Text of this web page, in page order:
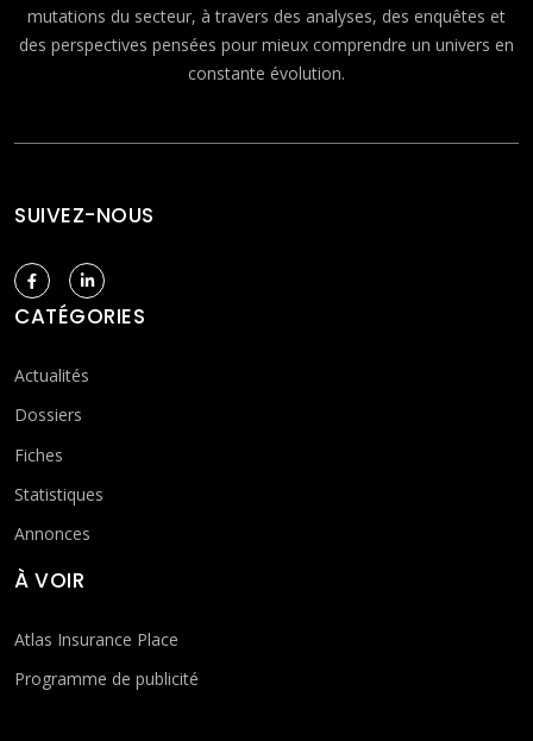
mutations du secteur, à travers des analyses, des enquêtes et
des perspectives pensées pour mieux comprendre un univers en
constante évolution.
SUIVEZ-NOUS
CATÉGORIES
Actualités
Dossiers
Fiches
Statistiques
Annonces
À VOIR
Atlas Insurance Place
Programme de publicité